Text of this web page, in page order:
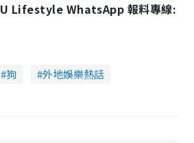
U Lifestyle WhatsApp 報料專線:
狗
外地娛樂熱話